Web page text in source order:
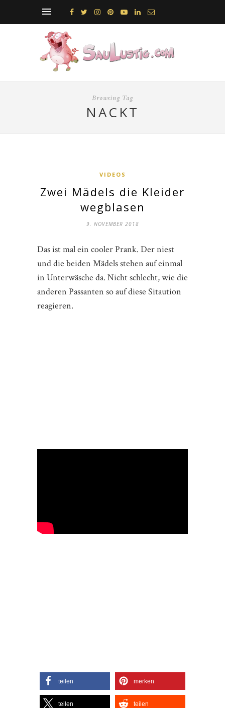
Browsing Tag
NACKT
VIDEOS
Zwei Mädels die Kleider
wegblasen
9. NOVEMBER 2018
Das ist mal ein cooler Prank. Der niest
und die beiden Mädels stehen auf einmal
in Unterwäsche da. Nicht schlecht, wie die
anderen Passanten so auf diese Sitaution
reagieren.
teilen merken
teilen teilen